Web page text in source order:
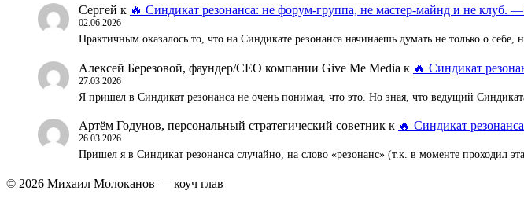
Сергей к 🔥 Синдикат резонанса: не форум-группа, не мастер-майнд и не клуб.
02.06.2026
Практичным оказалось то, что на Синдикате резонанса начинаешь думать не только о
Алексей Березовой, фаундер/СЕО компании Give Me Media к 🔥 Синдикат
27.03.2026
Я пришел в Синдикат резонанса не очень понимая, что это. Но зная, что ведущий
Артём Годунов, персональный стратегический советник к 🔥 Синдикат
26.03.2026
Пришел я в Синдикат резонанса случайно, на слово «резонанс» (т.к. в моменте проходил
© 2026 Михаил Молоканов — коуч глав